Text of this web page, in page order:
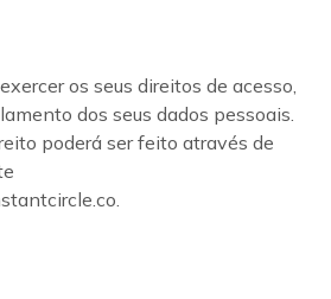
os seus direitos de acesso,
dos seus dados pessoais.
poderá ser feito através de